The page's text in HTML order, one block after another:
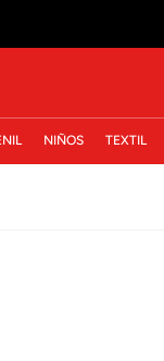
NIÑOS TEXTIL